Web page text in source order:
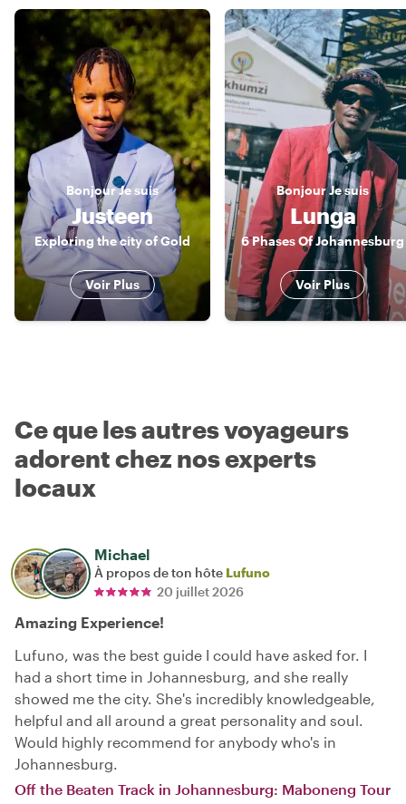
BonjourJe suis
Justeen
Exploring the city of Gold
Voir Plus
BonjourJe suis
Lunga
6 Phases Of Johannesburg
Voir Plus
Ce que les autres voyageurs
adorent chez nos experts
locaux
Michael
À propos de ton hôte Lufuno
20 juillet 2026
Amazing Experience!
Lufuno, was the best guide I could have asked for. I
had a short time in Johannesburg, and she really
showed me the city. She's incredibly knowledgeable,
helpful and all around a great personality and soul.
Would highly recommend for anybody who's in
Johannesburg.
Off the Beaten Track in Johannesburg: Maboneng Tour